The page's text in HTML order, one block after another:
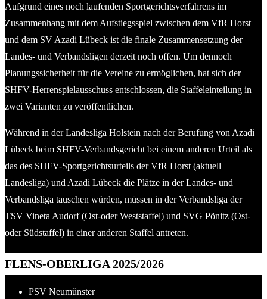
Aufgrund eines noch laufenden Sportgerichtsverfahrens im
Zusammenhang mit dem Aufstiegsspiel zwischen dem VfR Horst
und dem SV Azadi Lübeck ist die finale Zusammensetzung der
Landes- und Verbandsligen derzeit noch offen. Um dennoch
Planungssicherheit für die Vereine zu ermöglichen, hat sich der
SHFV-Herrenspielausschuss entschlossen, die Staffeleinteilung in
zwei Varianten zu veröffentlichen.
Während in der Landesliga Holstein nach der Berufung von Azadi
Lübeck beim SHFV-Verbandsgericht bei einem anderen Urteil als
das des SHFV-Sportgerichtsurteils der VfR Horst (aktuell
Landesliga) und Azadi Lübeck die Plätze in der Landes- und
Verbandsliga tauschen würden, müssen in der Verbandsliga der
TSV Vineta Audorf (Ost-oder Weststaffel) und SVG Pönitz (Ost-
oder Südstaffel) in einer anderen Staffel antreten.
FLENS-OBERLIGA 2025/2026
PSV Neumünster